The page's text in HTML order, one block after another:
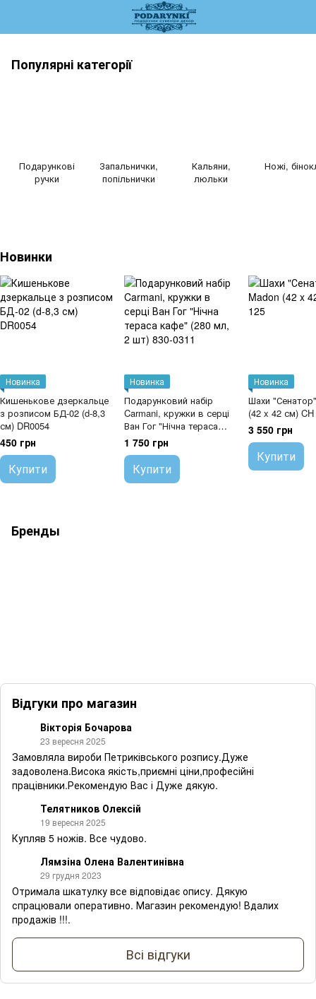
Популярні категорії
Подарункові
ручки
Запальнички,
попільнички
Кальяни,
люльки
Ножі,
Новинки
Новинка
Кишенькове дзеркальце
з розписом БД-02 (d-8,3
см) DR0054
450 грн
Купити
Новинка
Подарунковий набір
Carmani, кружки в серці
Ван Гог "Нічна тераса
кафе" (280 мл, 2 шт) 830-
1 750 грн
Купити
Новинка
Шахи
(42 x 42 см)
3 550 грн
Купити
Бренды
Відгуки про магазин
Вікторія Бочарова
23 вересня 2025
Замовляла вироби Петриківського розпису.Дуже
задоволена.Висока якість,приємні ціни,професійні
працівники.Рекомендую Вас і Дуже дякую.
Телятников Олексій
19 вересня 2025
Купляв 5 ножів. Все чудово.
Лямзіна Олена Валентинівна
29 грудня 2023
Отримала шкатулку все відповідає опису. Дякую
спрацювали оперативно. Магазин рекомендую! Вдалих
продажів !!!.
Всі відгуки